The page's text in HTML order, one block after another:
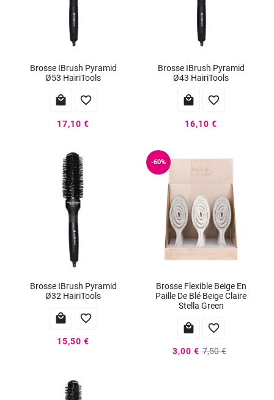
Brosse IBrush Pyramid
Ø53 HairiTools
 
17,10 €
Brosse IBrush Pyramid
Ø43 HairiTools
 
16,10 €
Brosse IBrush Pyramid
Ø32 HairiTools
 
15,50 €
-60%
Brosse Flexible Beige En
Paille De Blé Beige Claire
Stella Green
 
3,00 € 7,50 €